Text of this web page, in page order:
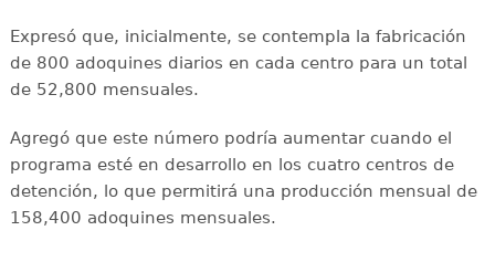
Expresó que, inicialmente, se contempla la fabricación
de 800 adoquines diarios en cada centro para un total
de 52,800 mensuales.
Agregó que este número podría aumentar cuando el
programa esté en desarrollo en los cuatro centros de
detención, lo que permitirá una producción mensual de
158,400 adoquines mensuales.